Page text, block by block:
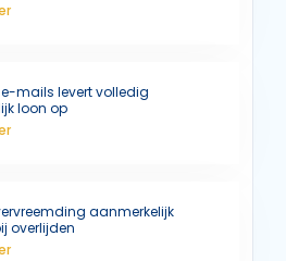
mails levert volledig
loon op
aanmerkelijk
overlijden